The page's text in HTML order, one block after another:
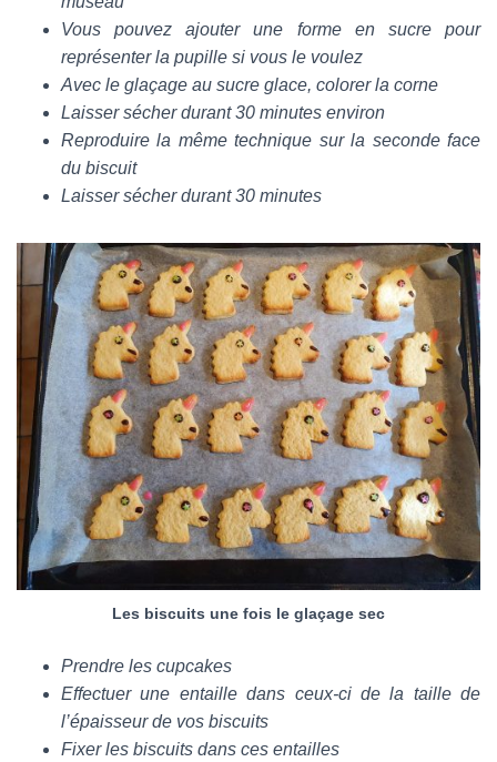
Vous pouvez ajouter une forme en sucre pour
représenter la pupille si vous le voulez
Avec le glaçage au sucre glace, colorer la corne
Laisser sécher durant 30 minutes environ
Reproduire la même technique sur la seconde face
du biscuit
Laisser sécher durant 30 minutes
Les biscuits une fois le glaçage sec
Prendre les cupcakes
Effectuer une entaille dans ceux-ci de la taille de
l’épaisseur de vos biscuits
Fixer les biscuits dans ces entailles